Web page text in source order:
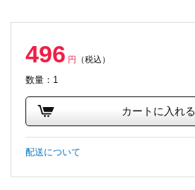
496 円 （税込）
数量：1
カートに入れる
配送について